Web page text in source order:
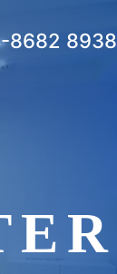
8682 8938